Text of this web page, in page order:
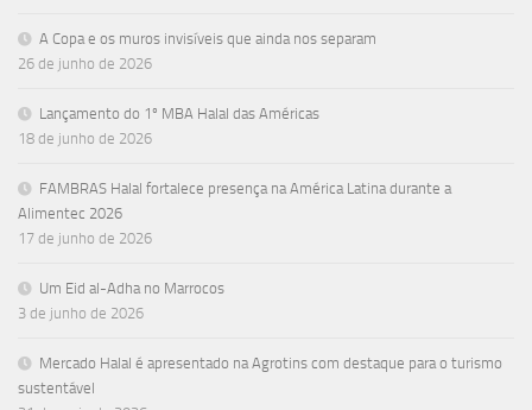
A Copa e os muros invisíveis que ainda nos separam
26 de junho de 2026
Lançamento do 1º MBA Halal das Américas
18 de junho de 2026
FAMBRAS Halal fortalece presença na América Latina durante a
Alimentec 2026
17 de junho de 2026
Um Eid al-Adha no Marrocos
3 de junho de 2026
Mercado Halal é apresentado na Agrotins com destaque para o turismo
sustentável